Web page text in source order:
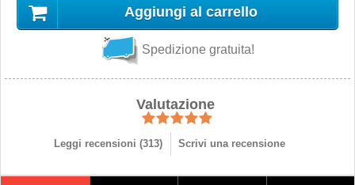
Aggiungi al carrello
Spedizione gratuita!
Valutazione
Leggi recensioni (313) Scrivi una recensione